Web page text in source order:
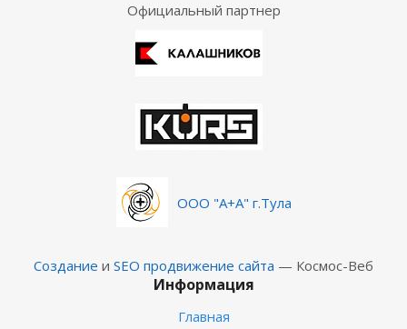
Официальный партнер
ООО "А+А" г.Тула
Создание и SEO продвижение сайта — Космос-Веб
Информация
Главная